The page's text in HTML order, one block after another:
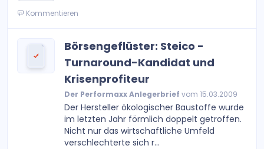
Kommentieren
Börsengeflüster: Steico -
Turnaround-Kandidat und
Krisenprofiteur
Der Performaxx Anlegerbrief vom 15.03.2009
Der Hersteller ökologischer Baustoffe wurde
im letzten Jahr förmlich doppelt getroffen.
Nicht nur das wirtschaftliche Umfeld
verschlechterte sich r...